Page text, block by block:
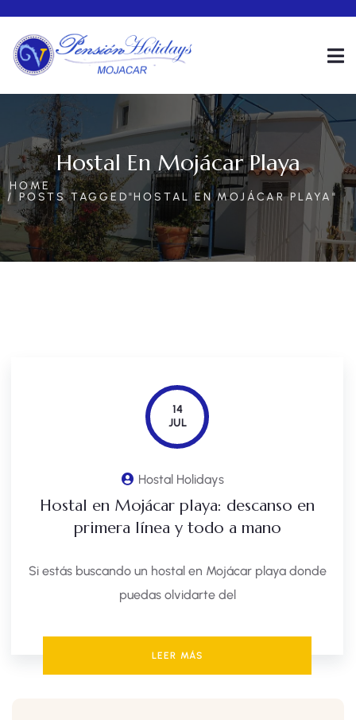
Hostal En Mojácar Playa
HOME
POSTS TAGGED"HOSTAL EN MOJÁCAR PLAYA"
14
JUL
Hostal Holidays
Hostal en Mojácar playa: descanso en
primera línea y todo a mano
Si estás buscando un hostal en Mojácar playa donde
puedas olvidarte del
LEER MÁS